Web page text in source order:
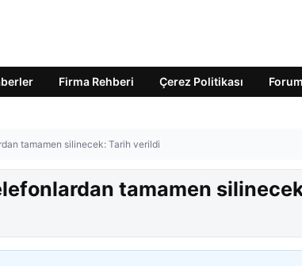
Firma Rehberi Çerez Politikası Forum
tamamen silinecek: Tarih verildi
tamamen